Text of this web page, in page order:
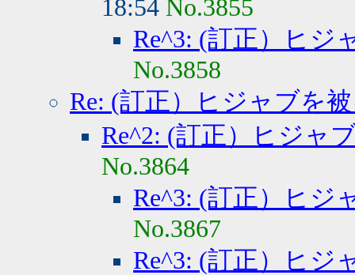
18:54 No.3855
Re^3: (訂正）ヒジ
No.3858
Re: (訂正）ヒジャブを
Re^2: (訂正）ヒジャ
No.3864
Re^3: (訂正）ヒジ
No.3867
Re^3: (訂正）ヒジ